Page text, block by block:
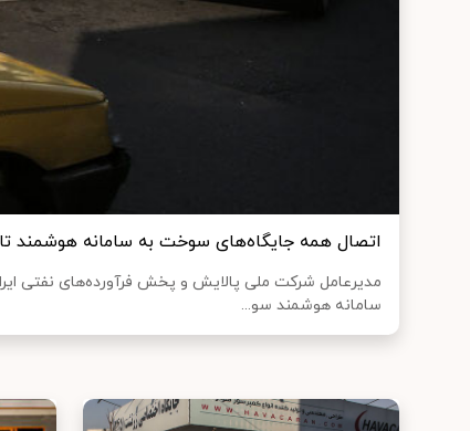
اتصال همه جایگاه‌های سوخت به سامانه هوشمند تا
مدیرعامل شرکت ملی پالایش و پخش فرآورده‌های نفتی
سامانه هوشمند سو...